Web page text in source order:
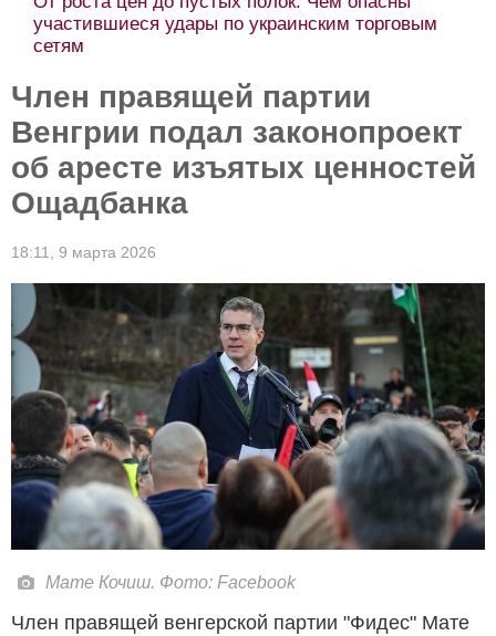
участившиеся удары по украинским торговым
сетям
Член правящей партии
Венгрии подал законопроект
об аресте изъятых ценностей
Ощадбанка
18:11, 9 марта 2026
Мате Кочиш. Фото: Facebook
Член правящей венгерской партии "Фидес" Мате